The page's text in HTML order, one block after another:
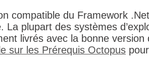
sites
SLA
SR
compatible du Framework
La plupart des systèmes
livrés avec la bonne version
sur les Prérequis Octopus